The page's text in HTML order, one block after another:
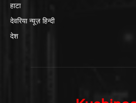
हाटा
देवरिया न्यूज़ हिन्दी
देश